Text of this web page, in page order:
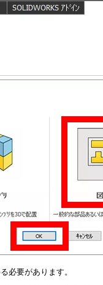
必要があります。